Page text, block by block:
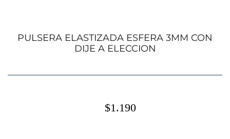
PULSERA ELASTIZADA ESFERA 3MM CON
DIJE A ELECCION
$1.190